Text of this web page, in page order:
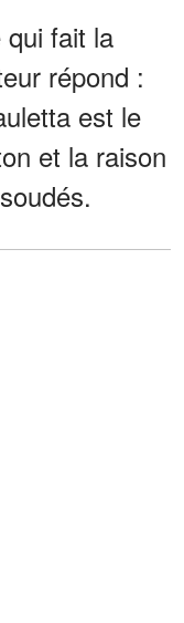
qui fait la
répond :
est le
et la raison